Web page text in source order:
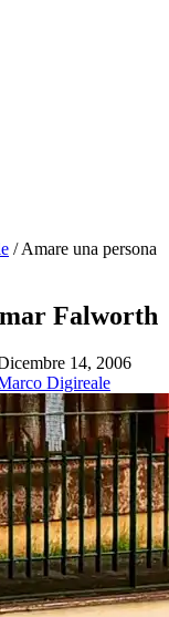
/Amare una persona
Falworth
14, 2006
Digireale